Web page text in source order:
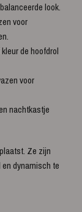
look.
voor
de hoofdrol
voor
nachtkastje
Ze zijn
dynamisch te